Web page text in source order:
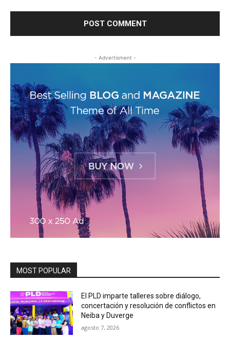
- Advertisment -
MOST POPULAR
El PLD imparte talleres sobre diálogo,
concertación y resolución de conflictos en
Neiba y Duverge
agosto 7, 2026